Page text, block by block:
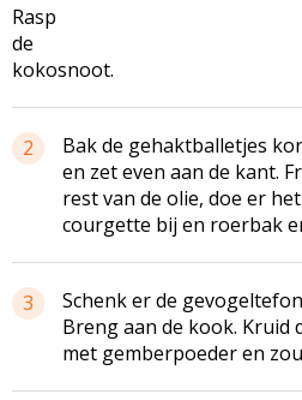
Rasp
de
kokosnoot.
2
Bak de gehaktballetjes
en zet even aan de kant.
rest van de olie, doe er
courgette bij en roerbak
3
Schenk er de
Breng aan de kook. Kruid
met gemberpoeder en